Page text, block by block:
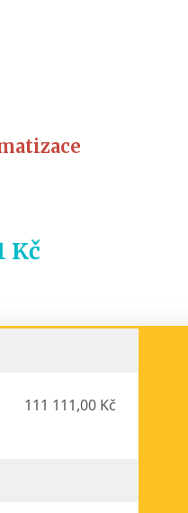
Kč
111 111,00 Kč